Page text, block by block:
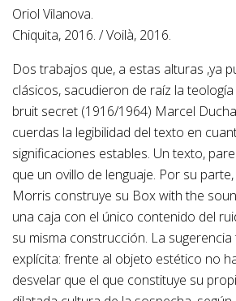
Oriol Vilanova.
Chiquita, 2016. / Voilà, 2016.
Dos trabajos que, a estas alturas ,ya
clásicos, sacudieron de raíz la
bruit secret (1916/1964) Marcel
cuerdas la legibilidad del texto en
significaciones estables. Un texto,
que un ovillo de lenguaje. Por su
Morris construye su Box with the
una caja con el único contenido del
su misma construcción. La
explícita: frente al objeto estético no
desvelar que el que constituye su